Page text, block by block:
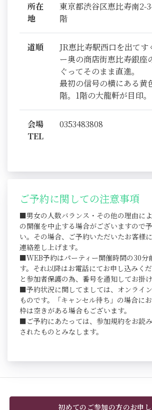
所在
地
東京都渋谷区恵比寿南
階
道順
JR恵比寿駅西口を出てす
ー奥の商店街恵比寿銀座
ぐってそのまま直進。
最初の信号の横にある黄
階。1階の大龍軒が目印。
会場
TEL
0353483808
ご予約に関しての注意事項
■男女の人数バランス・その他の理由に
の開催を中止する場合がございますので
い。その場合、ご予約いただいたお客様
連絡差し上げます。
■WEB予約はパーティー開催時間の30分
す。それ以降はお電話にてお申し込みく
と参加者保護の為、番号を通知してお掛け
■予約状況に関してましては、オンライ
ものです。「キャンセル待ち」の場合に
枠は空きがある場合もございます。
■ご予約にあたっては、参加規約をお読
されたものとみなします。
初めてのご参加の方のお申